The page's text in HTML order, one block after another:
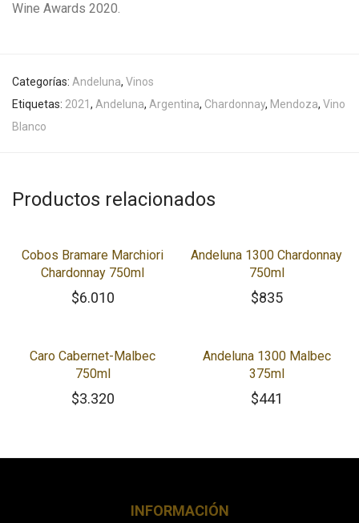
Wine Awards 2020.
Categorías: Andeluna, Vinos
Etiquetas: 2021 , Andeluna, Argentina, Chardonnay, Mendoza, Vino
Blanco
Productos relacionados
Cobos Bramare Marchiori
Chardonnay 750ml
$6.010
Andeluna 1300 Chardonnay
750ml
$835
Caro Cabernet-Malbec
750ml
$3.320
Andeluna 1300 Malbec
375ml
$441
INFORMACIÓN